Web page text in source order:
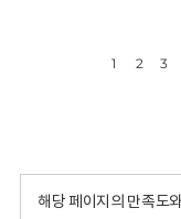
1 2 3
해당 페이지의 만족도